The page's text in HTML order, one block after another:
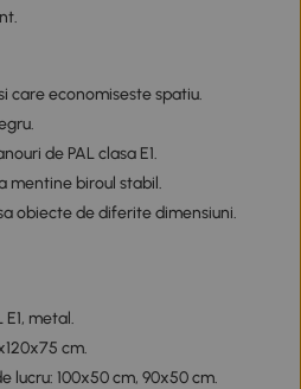
care economiseste spatiu.
de PAL clasa E1.
mentine biroul stabil.
obiecte de diferite dimensiuni.
metal.
cm.
lucru: 100x50 cm, 90x50 cm.